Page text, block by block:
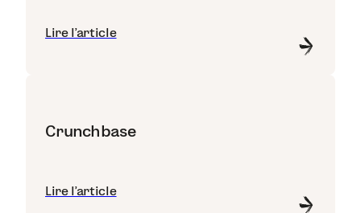
Lire l'article
Crunchbase
Lire l'article